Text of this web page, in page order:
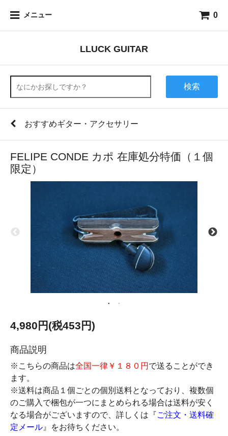
メニュー 0
LLUCK GUITAR
検索
おすすめギター・アクセサリー
FELIPE CONDE カポ 在庫処分特価（１個
限定）
4,980円(税453円)
商品説明
※こちらの商品は全国一律￥１８０円 で送ることができ
ます。
※送料は商品１個ごとの個別送料となっており、複数個
のご購入で梱包が一つにまとめられる場合は送料が安く
なる場合がございますので、詳しくは『ご注文・送料確
定メール 』をお待ちください。